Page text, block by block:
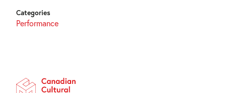
Categories
Performance